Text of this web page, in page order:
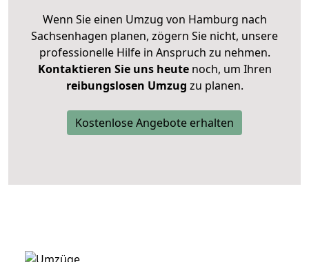
Wenn Sie einen Umzug von Hamburg nach
Sachsenhagen planen, zögern Sie nicht, unsere
professionelle Hilfe in Anspruch zu nehmen.
Kontaktieren Sie uns heutenoch, um Ihren
reibungslosen Umzug zu planen.
Kostenlose Angebote erhalten